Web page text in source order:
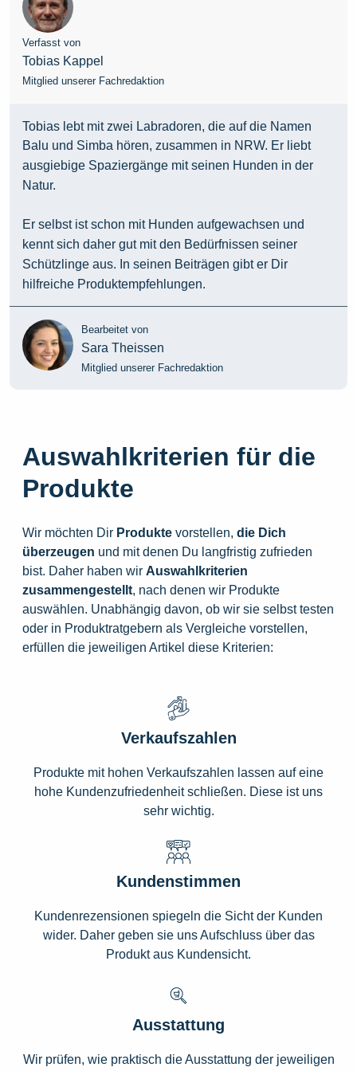
Verfasst von
Tobias Kappel
Mitglied unserer Fachredaktion
Tobias lebt mit zwei Labradoren, die auf die Namen
Balu und Simba hören, zusammen in NRW. Er liebt
ausgiebige Spaziergänge mit seinen Hunden in der
Natur.
Er selbst ist schon mit Hunden aufgewachsen und
kennt sich daher gut mit den Bedürfnissen seiner
Schützlinge aus. In seinen Beiträgen gibt er Dir
hilfreiche Produktempfehlungen.
Bearbeitet von
Sara Theissen
Mitglied unserer Fachredaktion
Auswahlkriterien für die
Produkte
Wir möchten Dir Produkte vorstellen, die Dich
überzeugen und mit denen Du langfristig zufrieden
bist. Daher haben wir Auswahlkriterien
zusammengestellt, nach denen wir Produkte
auswählen. Unabhängig davon, ob wir sie selbst testen
oder in Produktratgebern als Vergleiche vorstellen,
erfüllen die jeweiligen Artikel diese Kriterien:
Verkaufszahlen
Produkte mit hohen Verkaufszahlen lassen auf eine
hohe Kundenzufriedenheit schließen. Diese ist uns
sehr wichtig.
Kundenstimmen
Kundenrezensionen spiegeln die Sicht der Kunden
wider. Daher geben sie uns Aufschluss über das
Produkt aus Kundensicht.
Ausstattung
Wir prüfen, wie praktisch die Ausstattung der jeweiligen